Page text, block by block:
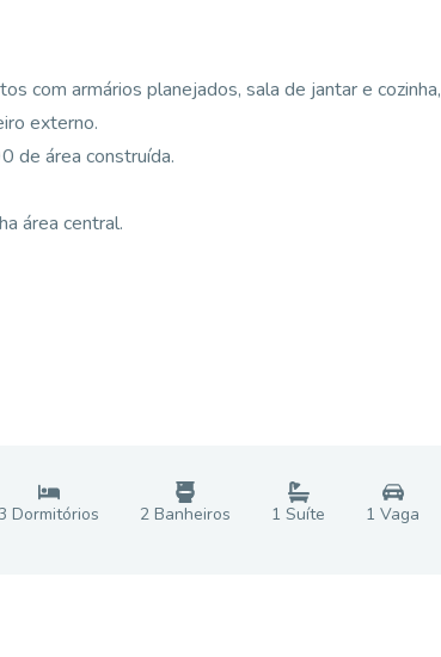
com armários planejados, sala de jantar e cozinha,
externo.
de área construída.
área central.
Dormitórios 2 Banheiros 1 Suíte 1 Vaga